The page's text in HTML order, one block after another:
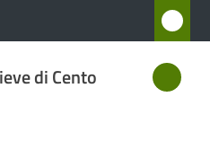
di Cento